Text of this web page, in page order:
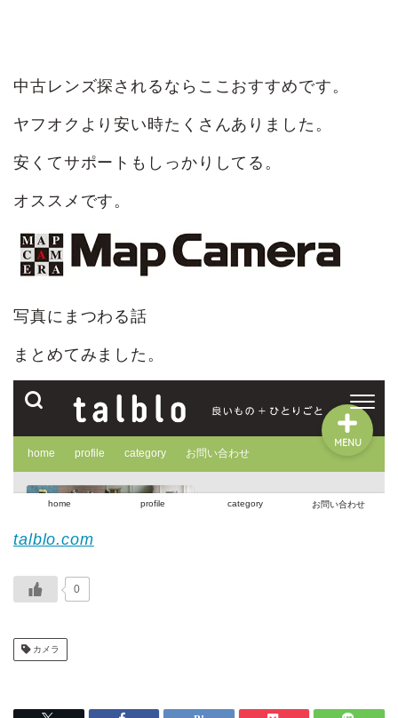
中古レンズ探されるならここおすすめです。
ヤフオクより安い時たくさんありました。
安くてサポートもしっかりしてる。
オススメです。
写真にまつわる話
まとめてみました。
talblo.com
0
カメラ